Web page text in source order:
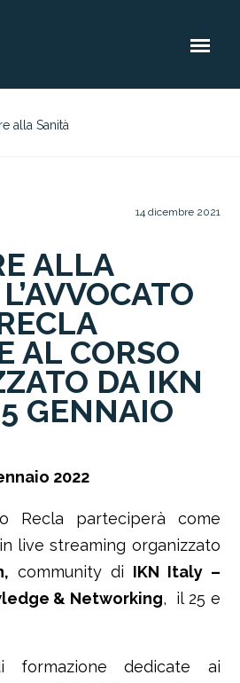
alla Sanità
14 dicembre 2021
ALLA
AL CORSO
DA IKN
GENNAIO
2022
Recla parteciperà come
live streaming organizzato
community di IKN Italy –
& Networking, il 25 e
formazione dedicate ai